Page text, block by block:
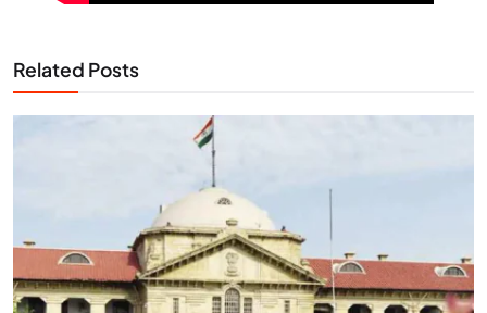
Related Posts